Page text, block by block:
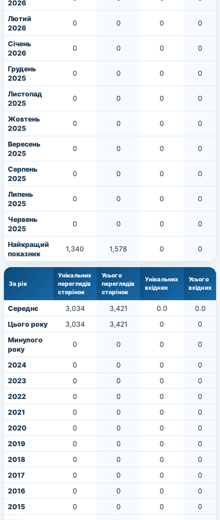
2026
Лютий
2026
0 0 0 0
Січень
2026
0 0 0 0
Грудень
2025
0 0 0 0
Листопад
2025
0 0 0 0
Жовтень
2025
0 0 0 0
Вересень
2025
0 0 0 0
Серпень
2025
0 0 0 0
Липень
2025
0 0 0 0
Червень
2025
0 0 0 0
Найкращий
показник
1,340 1,578 0 0
За рік
Унікальних
переглядів
сторінок
Усього
переглядів
сторінок
Унікальних
вхідних
Усього
вхідних
Середнє 3,034 3,421 0.0
0.0
Цього року
3,034 3,421 0
0
Минулого
року
0 0 0 0
2024 0 0 0
0
2023
0 0 0
0
2022
0 0 0
0
2021
0 0 0
0
2020
0 0 0
0
2019
0 0 0
0
2018
0 0 0
0
2017
0 0 0
0
2016
0 0 0
0
2015
0 0 0
0